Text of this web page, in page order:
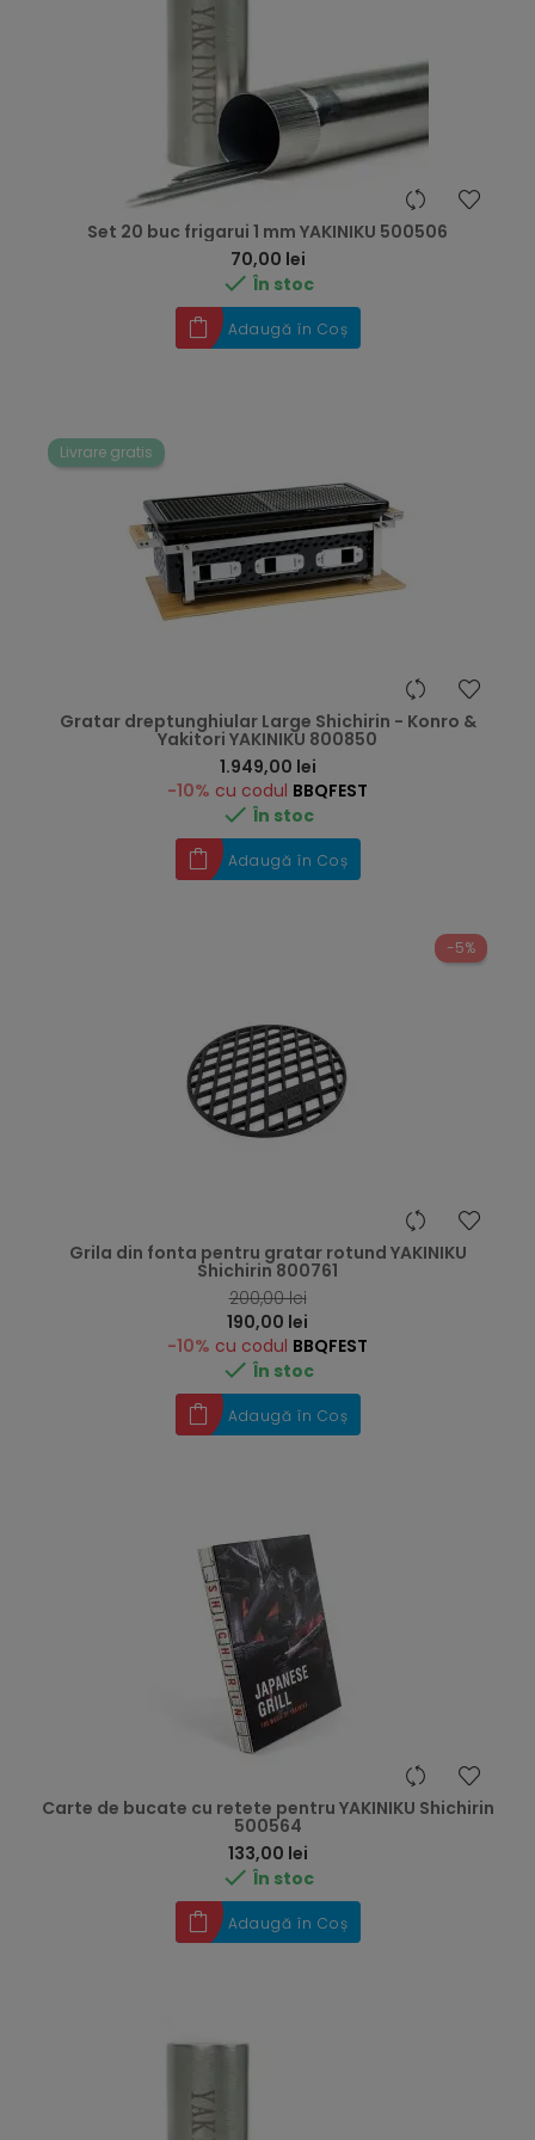
Set 20 buc frigarui 1 mm YAKINIKU 500506
70,00 lei
 În stoc
Adaugă în Coș
Livrare gratis
Gratar dreptunghiular Large Shichirin - Konro &
Yakitori YAKINIKU 800850
1.949,00 lei
-10% cu codul BBQFEST
 În stoc
Adaugă în Coș
-5%
Grila din fonta pentru gratar rotund YAKINIKU
Shichirin 800761
200,00 lei
190,00 lei
-10% cu codul BBQFEST
 În stoc
Adaugă în Coș
Carte de bucate cu retete pentru YAKINIKU Shichirin
500564
133,00 lei
 În stoc
Adaugă în Coș